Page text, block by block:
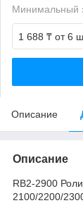
Минимальный
1 688 ₸ от 6
Описание
Описание
RB2-2900
2100/2200/